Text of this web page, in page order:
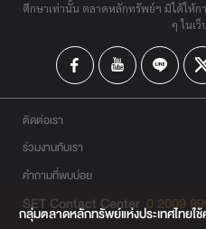
ศึกษาเท่านั้น ตลาดหลักทรัพย์ฯ มิได้ให้
ๆ ในเ
ติดต่อเรา
ร่วมงานกับเรา
คำถามที่พบบ่อย
SET Contact Center 0 2009
กลุ่มตลาดหลักทรัพย์แห่งประเทศไทย